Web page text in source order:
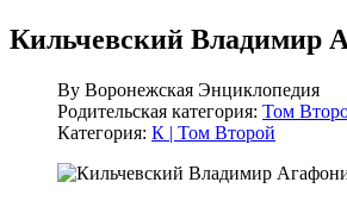
Кильчевский Владимир
By Воронежская Энциклопедия
Родительская категория: Том
Категория: К | Том Второй